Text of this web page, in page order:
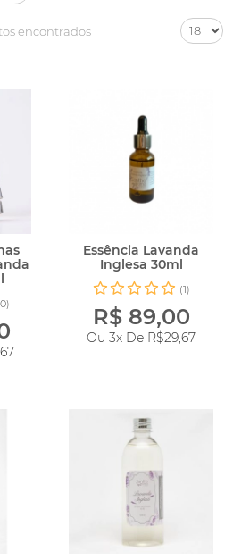
encontrados
Essência Lavanda
Inglesa 30ml
(1)
R$ 89,00
Ou 3x De R$29,67